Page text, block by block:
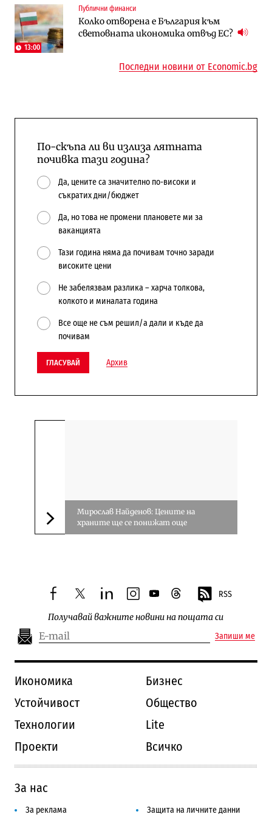
13:00
Публични финанси
Колко отворена е България към
световната икономика отвъд ЕС?
Пазарът на труда продължава да се
охлажда, а три сектора го дърпат
надолу
Интервю | Истинската иновация идва
от решаването на реални проблеми на
потребителите
Последни новини от Economic.bg
По-скъпа ли ви излиза лятната
почивка тази година?
Да, цените са значително по-високи и
съкратих дни/бюджет
Да, но това не промени плановете ми за
ваканцията
Тази година няма да почивам точно заради
високите цени
Не забелязвам разлика – харча толкова,
колкото и миналата година
Все още не съм решил/а дали и къде да
почивам
ГЛАСУВАЙ Архив
Следваща новина
Мирослав Найденов: Цените на
храните ще се понижат още
facebooktwitterlinkedininstagram
youtubethreads RSS
Получавай важните новини на пощата си
Запиши ме
Икономика
Бизнес
Устойчивост
Общество
Технологии
Lite
Проекти
Всичко
За нас
За реклама Защита на личните данни